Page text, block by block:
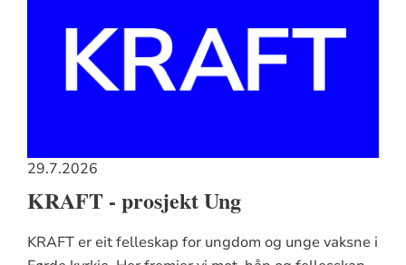
29.7.2026
KRAFT - prosjekt Ung
KRAFT er eit felleskap for ungdom og unge vaksne i